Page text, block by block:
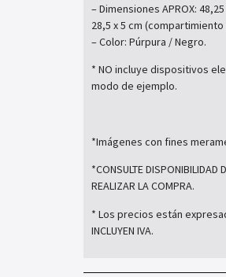
– Dimensiones APROX:
28,5 x 5 cm
– Color: Púrpura / Negro.
* NO incluye dispositivos
modo de ejemplo.
*Imágenes con fines
*CONSULTE DISPONIBILIDAD
REALIZAR LA COMPRA.
* Los precios están
INCLUYEN IVA.